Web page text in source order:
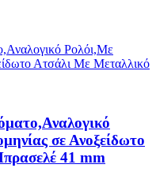
σε Ανοξείδωτο
41 mm